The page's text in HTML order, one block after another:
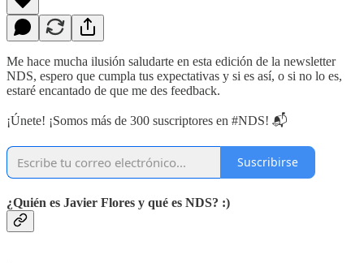
Me hace mucha ilusión saludarte en esta edición de la newsletter
NDS, espero que cumpla tus expectativas y si es así, o si no lo es,
estaré encantado de que me des feedback.
¡Únete! ¡Somos más de 300 suscriptores en #NDS! 📬
Suscribirse
¿Quién es Javier Flores y qué es NDS? :)